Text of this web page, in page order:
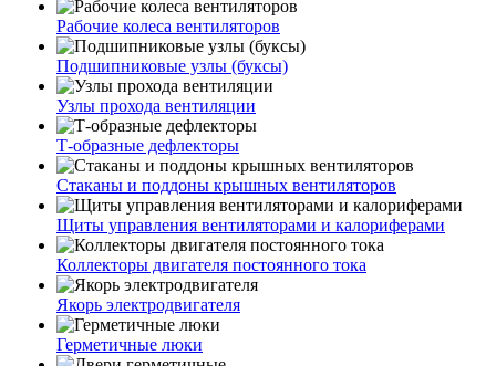
Рабочие колеса вентиляторов
Подшипниковые узлы (буксы)
Узлы прохода вентиляции
Т-образные дефлекторы
Стаканы и поддоны крышных вентиляторов
Щиты управления вентиляторами и калориферами
Коллекторы двигателя постоянного тока
Якорь электродвигателя
Герметичные люки